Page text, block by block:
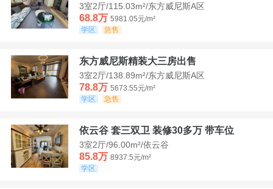
3室2厅/115.03m²/东方威尼斯A区
68.8万 5981.05元/m²
学区
急售
东方威尼斯精装大三房出售
3室2厅/138.89m²/东方威尼斯A区
78.8万 5673.55元/m²
学区
急售
依云谷 套三双卫 装修30多万 带车位
3室2厅/96.00m²/依云谷
85.8万 8937.5元/m²
学区